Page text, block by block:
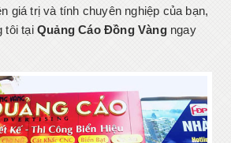
giá trị và tính chuyên nghiệp của bạn,
tôi tại Quảng Cáo Đồng Vàngngay